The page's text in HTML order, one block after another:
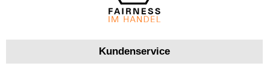
Kundenservice